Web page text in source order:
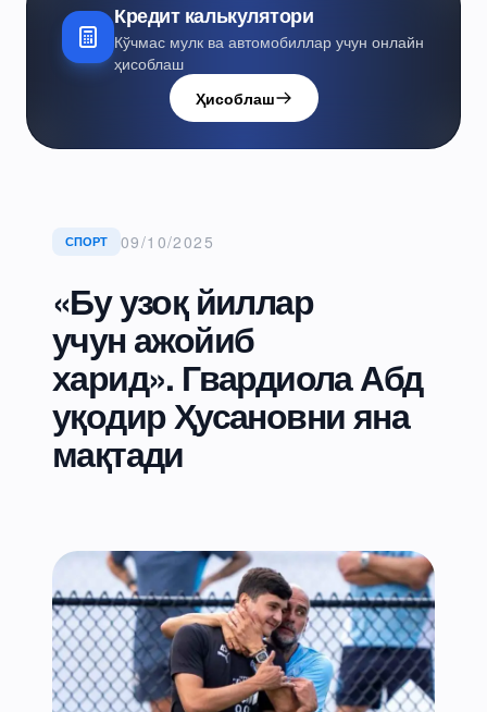
Кредит калькулятори
Кўчмас мулк ва автомобиллар учун онлайн
ҳисоблаш
Ҳисоблаш
СПОРТ 09/10/2025
«Бу узоқ йиллар
учун ажойиб
харид». Гвардиола Абд
уқодир Ҳусановни яна
мақтади